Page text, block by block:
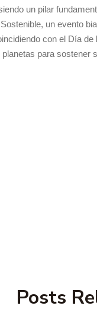
un pilar
un evento
con el Día de
para
Posts